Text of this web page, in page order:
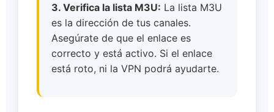
3. Verifica la lista M3U: La lista M3U
es la dirección de tus canales.
Asegúrate de que el enlace es
correcto y está activo. Si el enlace
está roto, ni la VPN podrá ayudarte.